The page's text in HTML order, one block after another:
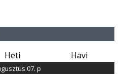
Heti Havi
07. p